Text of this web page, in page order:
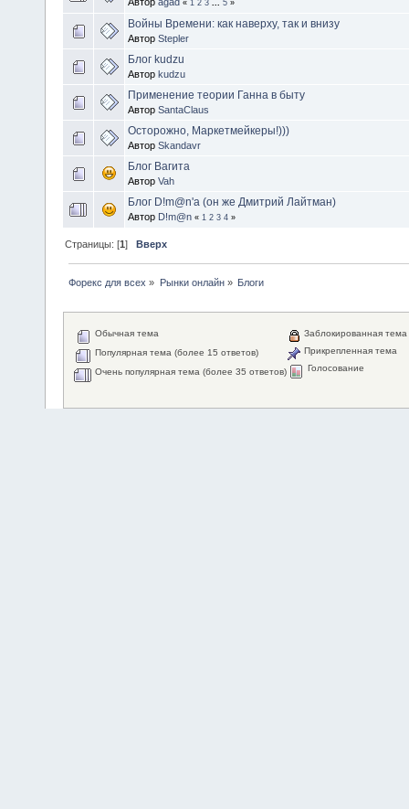
« 1 2 3 5 »
Войны Времени: как наверху, так и внизу
Автор Stepler
Блог kudzu
Автор kudzu
Применение теории Ганна в быту
Автор SantaClaus
Осторожно, Маркетмейкеры!)))
Автор Skandavr
Блог Вагита
Автор Vah
Блог D!m@n'а (он же Дмитрий Лайтман)
Автор D!m@n « 1 2 3 4 »
Страницы: [1]Вверх
Форекс для всех » Рынки онлайн» Блоги
Обычная тема
Популярная тема (более 15 ответов)
Очень популярная тема (более 35 ответов)
Заблокированная тема
Прикрепленная тема
Голосование